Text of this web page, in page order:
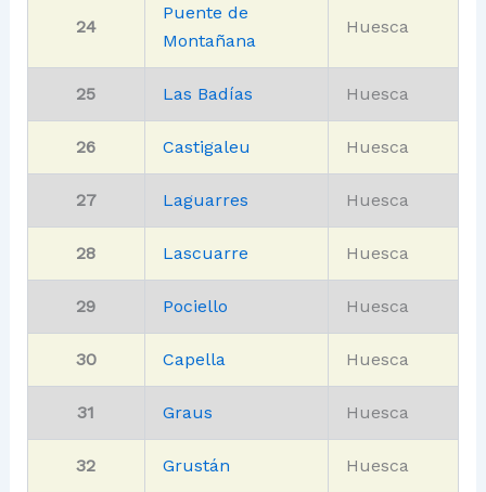
24
Puente de
Montañana
Huesca
25 Las Badías Huesca
26 Castigaleu Huesca
27 Laguarres Huesca
28 Lascuarre Huesca
29 Pociello Huesca
30 Capella Huesca
31 Graus Huesca
32 Grustán Huesca